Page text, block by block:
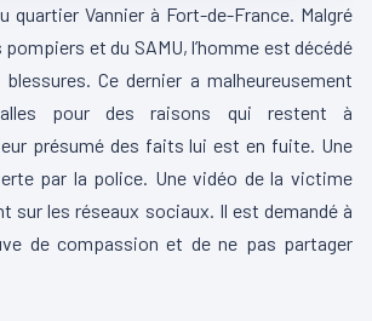
quartier Vannier à Fort-de-France. Malgré
pompiers et du SAMU, l’homme est décédé
Ce dernier a malheureusement
pour des raisons qui restent à
présumé des faits lui est en fuite. Une
par la police. Une vidéo de la victime
sur les réseaux sociaux. Il est demandé à
de compassion et de ne pas partager